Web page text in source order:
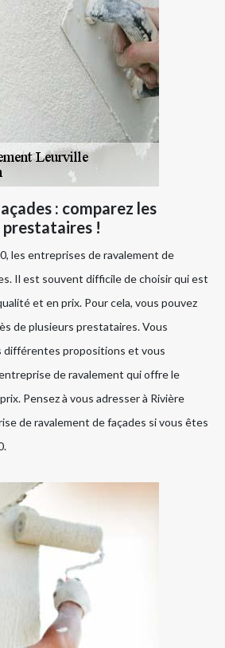
: comparez les
!
les entreprises de ravalement de
Il est souvent difficile de choisir qui est
et en prix. Pour cela, vous pouvez
de plusieurs prestataires. Vous
différentes propositions et vous
de ravalement qui offre le
Pensez à vous adresser à Rivière
de ravalement de façades si vous êtes